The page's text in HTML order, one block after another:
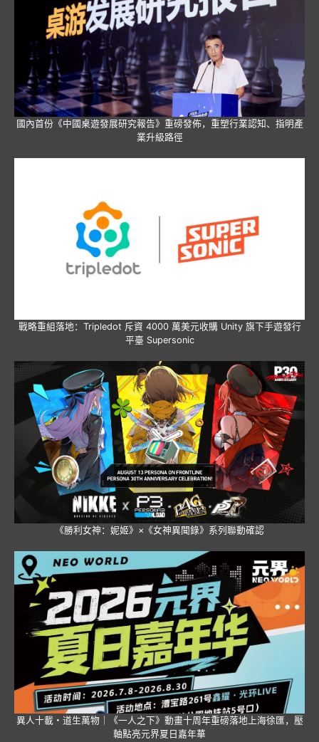
國內首份《中國桌遊發展研究報告》重磅發佈，重塑行業認知、指明產
業升級路徑
戰略重組落地：Tripledot 斥資 4000 萬美元收購 Unity 旗下手遊發行
平臺 Supersonic
《勝利女神：妮姬》×《女神異聞錄》系列聯動確認
異人十載・道生萬物｜《一人之下》動畫十周年重磅落地上海徐匯，壓
軸點亮元界夏日嘉年華